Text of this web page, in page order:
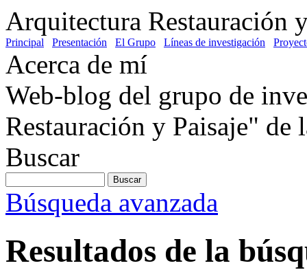
Arquitectura Restauración
Principal Presentación El Grupo Líneas de investigación
Acerca de mí
Web-blog del grupo de
Restauración y Paisaje"
Buscar
Búsqueda avanzada
Resultados de la